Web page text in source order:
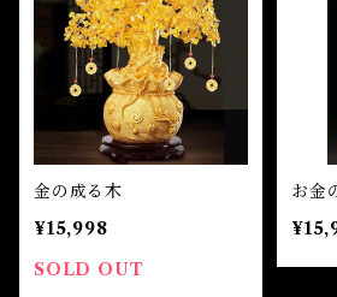
金の成る木
¥15,998
SOLD OUT
お金